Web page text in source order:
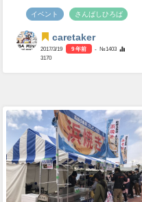
イベント さんばしひろば
caretaker
2017/3/19 9 年前
- №1403
3170